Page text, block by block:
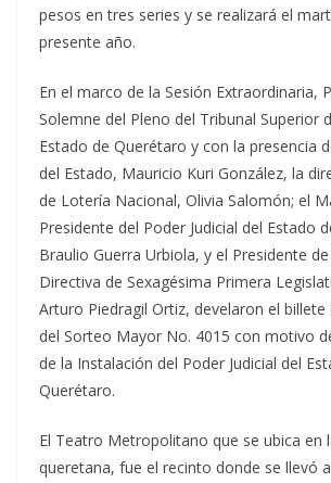
pesos en tres series y se realizará el
presente año.
En el marco de la Sesión Extraordinaria,
Solemne del Pleno del Tribunal Superior
Estado de Querétaro y con la presencia
del Estado, Mauricio Kuri González, la
de Lotería Nacional, Olivia Salomón; el
Presidente del Poder Judicial del Estado
Braulio Guerra Urbiola, y el Presidente
Directiva de Sexagésima Primera
Arturo Piedragil Ortiz, develaron el
del Sorteo Mayor No. 4015 con motivo
de la Instalación del Poder Judicial del
Querétaro.
El Teatro Metropolitano que se ubica en
queretana, fue el recinto donde se llevó